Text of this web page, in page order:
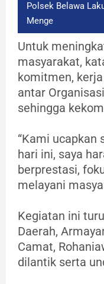
Polsek Belawa
Menge
Untuk
masyarakat,
komitmen,
antar
sehingga
“Kami ucapkan
hari ini, saya
berprestasi,
melayani
Kegiatan ini
Daerah,
Camat,
dilantik serta